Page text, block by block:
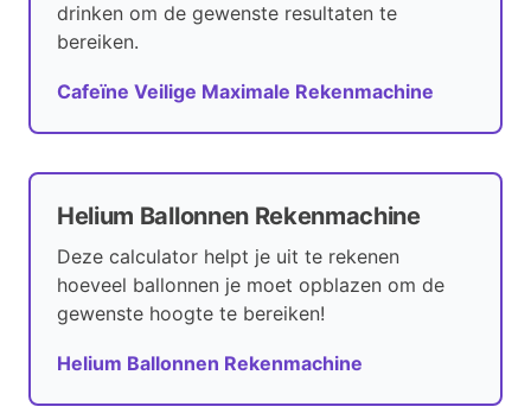
drinken om de gewenste resultaten te
bereiken.
Cafeïne Veilige Maximale Rekenmachine
Helium Ballonnen Rekenmachine
Deze calculator helpt je uit te rekenen
hoeveel ballonnen je moet opblazen om de
gewenste hoogte te bereiken!
Helium Ballonnen Rekenmachine